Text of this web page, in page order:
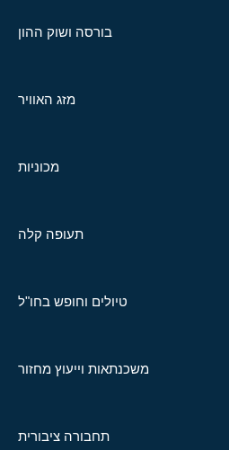
בורסה ושוק ההון
מזג האוויר
מכוניות
תעופה קלה
טיולים וחופש בחו"ל
משכנתאות וייעוץ מחזור
תחבורה ציבורית